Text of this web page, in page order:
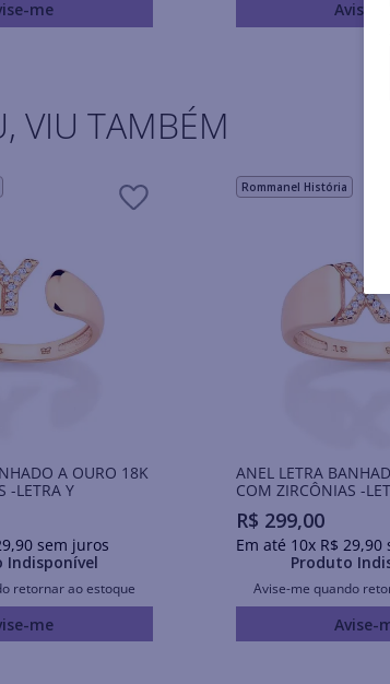
me Avise-
VIU TAMBÉM
A OURO 18K
-LETRA Y
,90sem juros
Indisponível
retornar ao estoque
me
Rommanel História
ANEL LETRA
COM ZIRCÔNIAS -
R$ 299,00
Em até 10x R$ 29,90
Produto
Avise-me quando
Avise-